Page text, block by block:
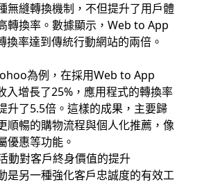
無縫轉換機制，不但提升了用戶體
轉換率。數據顯示，Web to App
換率達到傳統行動網站的兩倍。
為例，在採用Web to App
入增長了25%，應用程式的轉換率
升了5.5倍。這樣的成果，主要歸
順暢的購物流程與個人化推薦，像
優惠等功能。
動對客戶終身價值的提升
是另一種強化客戶忠誠度的有效工